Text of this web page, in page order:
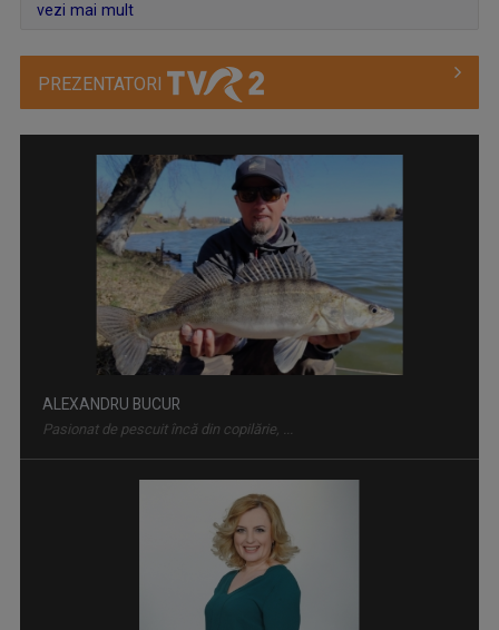
În fiecare sâmbătă dimineaţa, la ora 10.00, la ...
CULTURA MINORITĂŢILOR
vezi mai mult
PREZENTATORI
ALEXANDRU BUCUR
Pasionat de pescuit încă din copilărie, ...